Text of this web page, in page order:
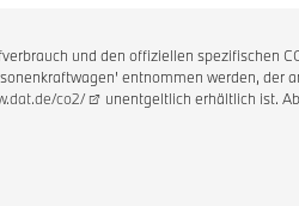
und den offiziellen spezifischen
entnommen werden, der
co2/ unentgeltlich erhältlich ist.